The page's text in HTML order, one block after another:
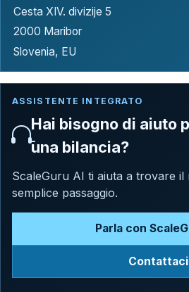
Cesta XIV. divizije 5
2000 Maribor
Slovenia, EU
ASSISTENTE INTEGRATO
Hai bisogno di aiuto
una bilancia?
ScaleGuru AI ti aiuta a trovare il
semplice passaggio.
Parla con
Contattaci